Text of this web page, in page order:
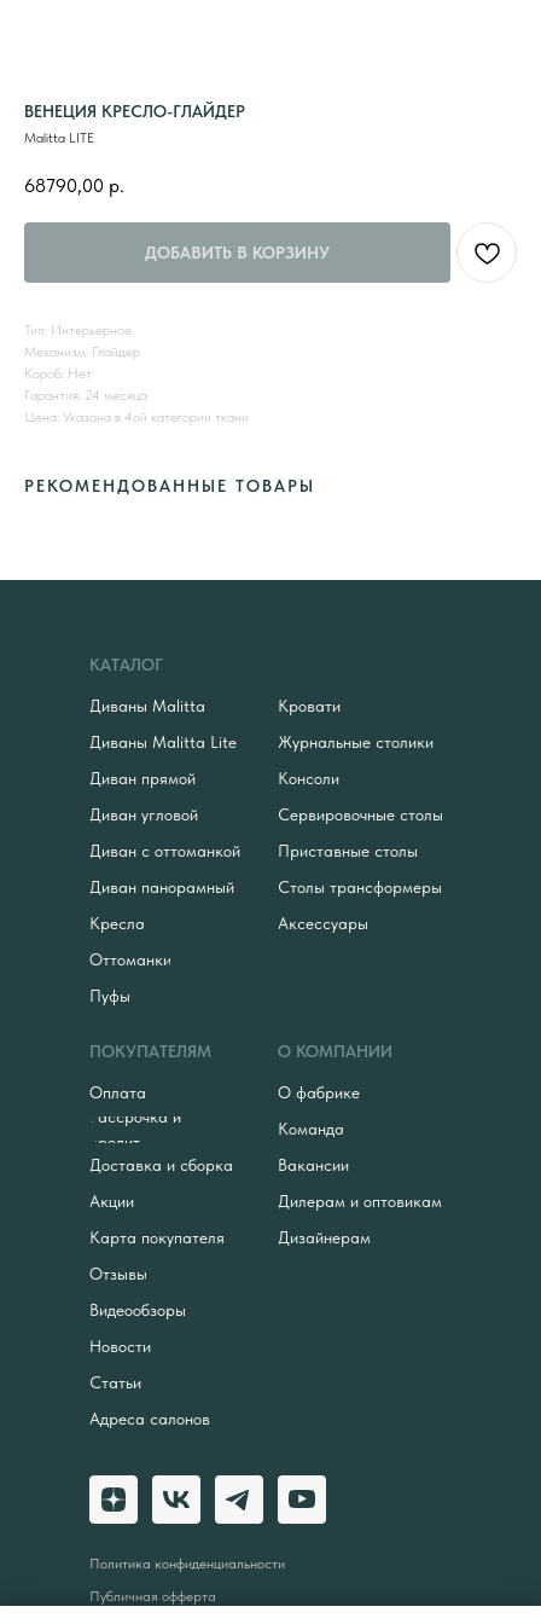
ВЕНЕЦИЯ КРЕСЛО-ГЛАЙДЕР
Malitta LITE
68790,00 р.
ДОБАВИТЬ В КОРЗИНУ
Тип: Интерьерное
Механизм: Глайдер
Короб: Нет
Гарантия: 24 месяца
Цена: Указана в 4ой категории ткани
РЕКОМЕНДОВАННЫЕ ТОВАРЫ
КАТАЛОГ
ПОКУПАТЕЛЯМ О КОМПАНИИ
Диваны Malitta Кровати
Публичная офферта
Политика конфиденциальности
Оплата
О фабрике
Команда
Вакансии
Дилерам и оптовикам
Дизайнерам
Рассрочка и
кредит
Доставка и сборка
Акции
Карта покупателя
Отзывы
Видеообзоры
Новости
Статьи
Адреса салонов
Журнальные столики
Консоли
Сервировочные столы
Приставные столы
Столы трансформеры
Аксессуары
Диваны Malitta Lite
Диван прямой
Диван угловой
Диван с оттоманкой
Диван панорамный
Кресла
Оттоманки
Пуфы